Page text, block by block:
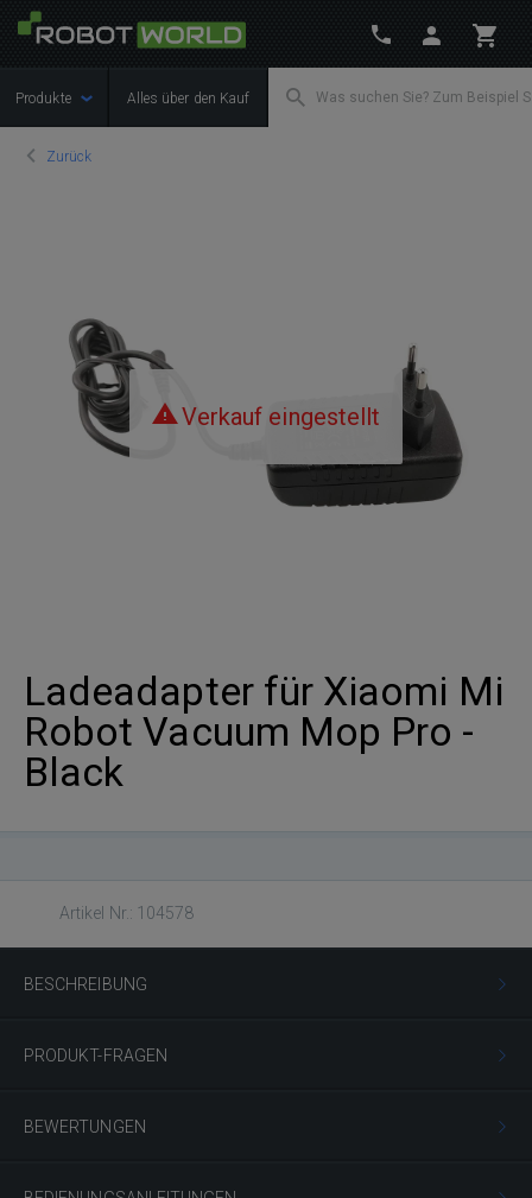
Produkte Alles über den Kauf
Zurück
Verkauf eingestellt
Ladeadapter für Xiaomi Mi
Robot Vacuum Mop Pro -
Black
Artikel Nr.: 104578
BESCHREIBUNG
PRODUKT-FRAGEN
BEWERTUNGEN